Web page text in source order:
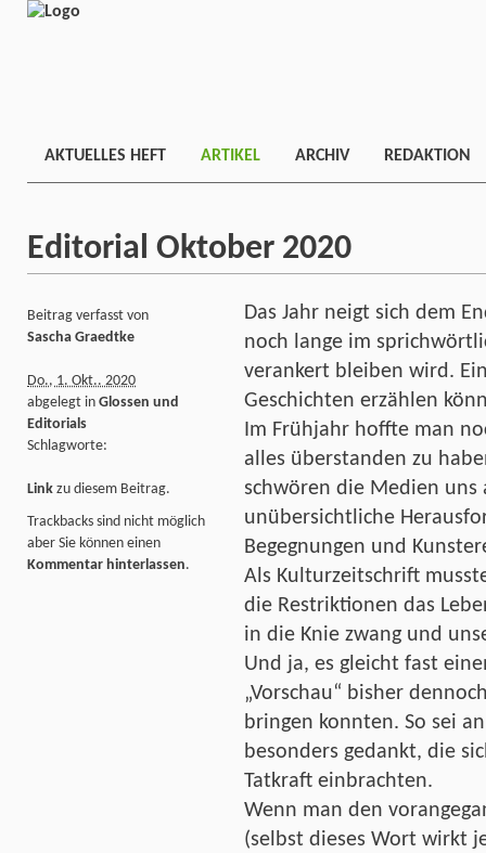
AKTUELLES HEFT ARTIKEL ARCHIV REDAKTION
Editorial Oktober 2020
Das Jahr neigt sich dem
noch lange im
verankert bleiben wird.
Geschichten erzählen
Im Frühjahr hoffte man
alles überstanden zu
schwören die Medien uns
unübersichtliche
Begegnungen und
Als Kulturzeitschrift
die Restriktionen das
in die Knie zwang und
Und ja, es gleicht fast
„Vorschau“ bisher
bringen konnten. So sei
besonders gedankt, die
Tatkraft einbrachten.
Wenn man den
(selbst dieses Wort wirkt
Beitrag verfasst von
Sascha Graedtke
Do., 1. Okt.. 2020
abgelegt in Glossen und
Editorials
Schlagworte:
Link zu diesem Beitrag.
Trackbacks sind nicht möglich
aber Sie können einen
Kommentar hinterlassen.